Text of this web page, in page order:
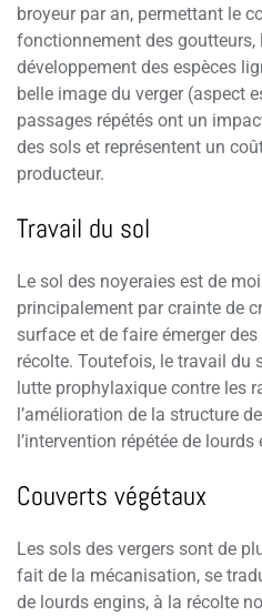
broyeur par an, permettant le
fonctionnement des
développement des espèces
belle image du verger (aspect
passages répétés ont un
des sols et représentent un
producteur.
Travail du sol
Le sol des noyeraies est de
principalement par crainte de
surface et de faire émerger
récolte. Toutefois, le travail du
lutte prophylaxique contre les
l’amélioration de la structure
l’intervention répétée de lourds
Couverts végétaux
Les sols des vergers sont de
fait de la mécanisation, se
de lourds engins, à la récolte